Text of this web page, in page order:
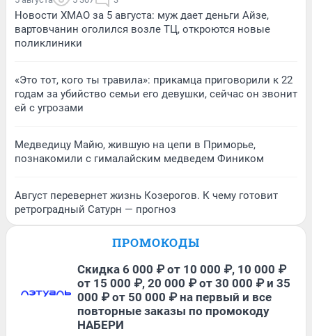
Новости ХМАО за 5 августа: муж дает деньги Айзе,
вартовчанин оголился возле ТЦ, откроются новые
поликлиники
«Это тот, кого ты травила»: прикамца приговорили к 22
годам за убийство семьи его девушки, сейчас он звонит
ей с угрозами
Медведицу Майю, жившую на цепи в Приморье,
познакомили с гималайским медведем Фиником
Август перевернет жизнь Козерогов. К чему готовит
ретроградный Сатурн — прогноз
ПРОМОКОДЫ
Скидка 6 000 ₽ от 10 000 ₽, 10 000 ₽
от 15 000 ₽, 20 000 ₽ от 30 000 ₽ и 35
000 ₽ от 50 000 ₽ на первый и все
повторные заказы по промокоду
НАБЕРИ